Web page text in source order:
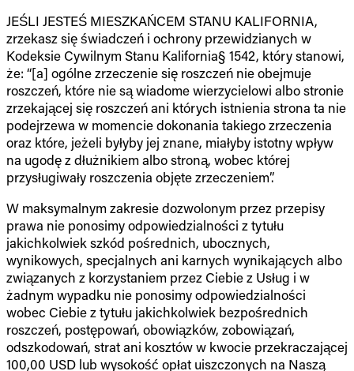
JEŚLI JESTEŚ MIESZKAŃCEM STANU KALIFORNIA,
zrzekasz się świadczeń i ochrony przewidzianych w
Kodeksie Cywilnym Stanu Kalifornia§ 1542, który stanowi,
że: “[a] ogólne zrzeczenie się roszczeń nie obejmuje
roszczeń, które nie są wiadome wierzycielowi albo stronie
zrzekającej się roszczeń ani których istnienia strona ta nie
podejrzewa w momencie dokonania takiego zrzeczenia
oraz które, jeżeli byłyby jej znane, miałyby istotny wpływ
na ugodę z dłużnikiem albo stroną, wobec której
przysługiwały roszczenia objęte zrzeczeniem”.
W maksymalnym zakresie dozwolonym przez przepisy
prawa nie ponosimy odpowiedzialności z tytułu
jakichkolwiek szkód pośrednich, ubocznych,
wynikowych, specjalnych ani karnych wynikających albo
związanych z korzystaniem przez Ciebie z Usług i w
żadnym wypadku nie ponosimy odpowiedzialności
wobec Ciebie z tytułu jakichkolwiek bezpośrednich
roszczeń, postępowań, obowiązków, zobowiązań,
odszkodowań, strat ani kosztów w kwocie przekraczającej
100,00 USD lub wysokość opłat uiszczonych na Naszą